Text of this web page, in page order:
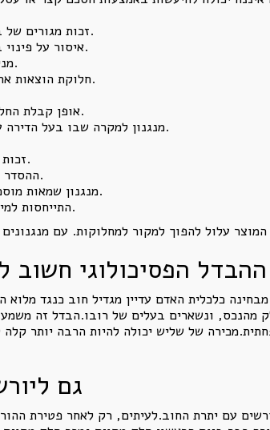
זכות מגורים של בעל הדירה, לכל חייו או לתקופה שנקבעה.
איסור על פינוי בעל הדירה כל עוד מתקיימים תנאי ההסכם.
מניעת פירוק שיתוף חד צדדי בתקופת ההגנה.
חלוקת הוצאות ארנונה, ועד בית, ביטוח, תיקונים ותחזוקה.
אופן קבלת החלטות לגבי שיפוץ, השבחה או שינוי בדירה.
מנגנון למקרה שבו בעל הדירה עובר לדיור מוגן או מפסיק להתגורר בנכס.
זכות קדימה לצדדים במקרה של מכירת הזכויות.
ההסדר במקרה של פטירה, ירושה או מימוש הנכס.
מנגנון שמאות מוסכם לקביעת שווי הנכס בעת מכירה עתידית.
התייחסות למיסוי, רישום, היטל השבחה והוצאות עסקה.
ההבדל הפסיכולוגי
כלכלית האדם עדיין מגדיל חוב כנגד מלוא
מהנכס, ונשארים בעלים של רובו.הבדל זה
של שליש יכולה להיות הרבה יותר קלה
גם
עם יתרת החוב.לעיתים, רק לאחר פטירת